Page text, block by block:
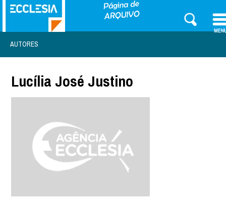
AUTORES
Lucília José Justino